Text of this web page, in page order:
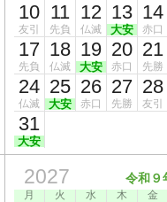
10
友引
11
先負
12
仏滅
13
大安
14
赤口
17
先負
18
仏滅
19
大安
20
赤口
21
先勝
24
仏滅
25
大安
26
赤口
27
先勝
28
友引
31
大安
2027 令和９
月 火 水 木 金